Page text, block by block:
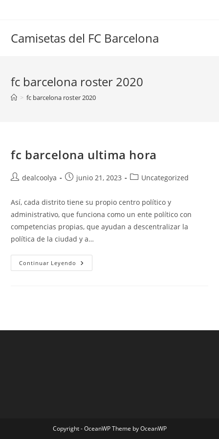
Camisetas del FC Barcelona
fc barcelona roster 2020
> fc barcelona roster 2020
fc barcelona ultima hora
Autor
la
entrada:
dealcoolya
Publicación
la
entrada:
junio 21, 2023
Categoría
la
entrada:
Uncategorized
Así, cada distrito tiene su propio centro político y
administrativo, que funciona como un ente político con
competencias propias, que ayudan a descentralizar la
política de la ciudad y a…
Continuar Leyendo Fc
Barcelona
Copyright - OceanWP Theme by OceanWP